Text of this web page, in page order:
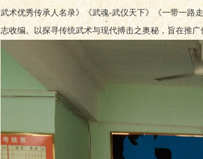
武术优秀传承人名录》《武魂-武仪天下》《一带一路
志收编。以探寻传统武术与现代搏击之奥秘，旨在推